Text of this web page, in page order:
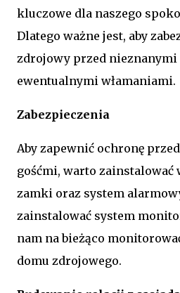
kluczowe dla naszego
Dlatego ważne jest, aby
zdrojowy przed nieznanymi
ewentualnymi włamaniami.
Zabezpieczenia
Aby zapewnić ochronę
gośćmi, warto
zamki oraz system
zainstalować system
nam na bieżąco
domu zdrojowego.